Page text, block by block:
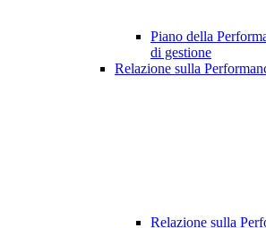
Piano della
di gestione
Relazione sulla
Relazione sulla